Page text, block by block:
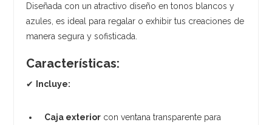
Diseñada con un atractivo diseño en tonos blancos y
azules, es ideal para regalar o exhibir tus creaciones de
manera segura y sofisticada.
Características:
✔ Incluye:
Caja exterior con ventana transparente para